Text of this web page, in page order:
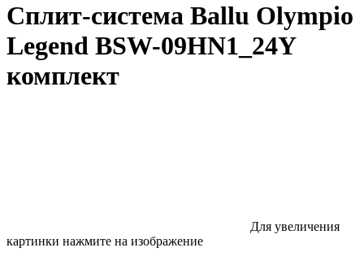
Сплит-система Ballu Olympio
Legend BSW-09HN1_24Y
комплект
Для увеличения
картинки нажмите на изображение